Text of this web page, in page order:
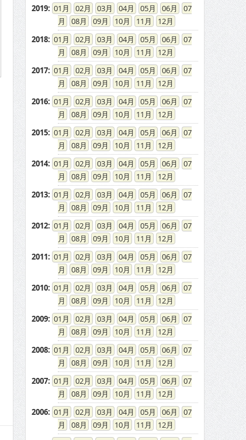
2019: 01 02 03 04 05 06
07
08
09 10 11
12
2018: 01 02 03 04 05 06
07
08
09 10 11
12
2017: 01 02 03 04 05 06
07
08
09 10 11
12
2016: 01 02 03 04 05 06
07
08
09 10 11
12
2015: 01 02 03 04 05 06
07
08
09 10 11
12
2014: 01 02 03 04 05 06
07
08
09 10 11
12
2013: 01 02 03 04 05 06
07
08
09 10 11
12
2012: 01 02 03 04 05 06
07
08
09 10 11
12
2011: 01 02 03 04 05 06
07
08
09 10 11
12
2010: 01 02 03 04 05 06
07
08
09 10 11
12
2009: 01 02 03 04 05 06
07
08
09 10 11
12
2008: 01 02 03 04 05 06
07
08
09 10 11
12
2007: 01 02 03 04 05 06
07
08
09 10 11
12
2006: 01 02 03 04 05 06
07
08
09 10 11
12